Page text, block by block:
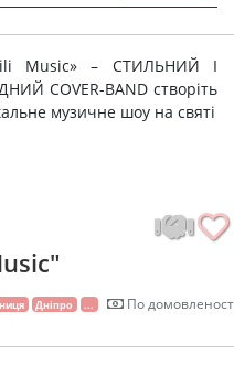
Music» – СТИЛЬНИЙ І
COVER-BAND створіть
музичне шоу на святі
Дніпро ... По